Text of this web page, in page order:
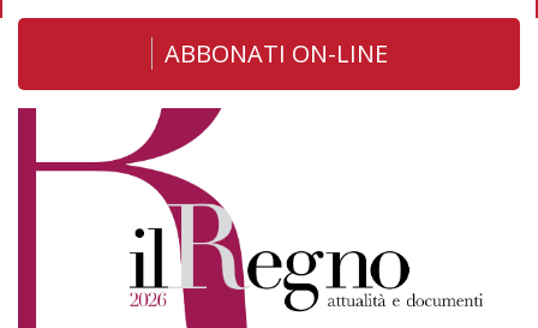
ABBONATI ON-LINE